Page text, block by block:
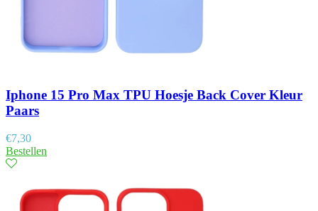
Iphone 15 Pro Max TPU Hoesje Back Cover Kleur
Paars
€7,30
Bestellen